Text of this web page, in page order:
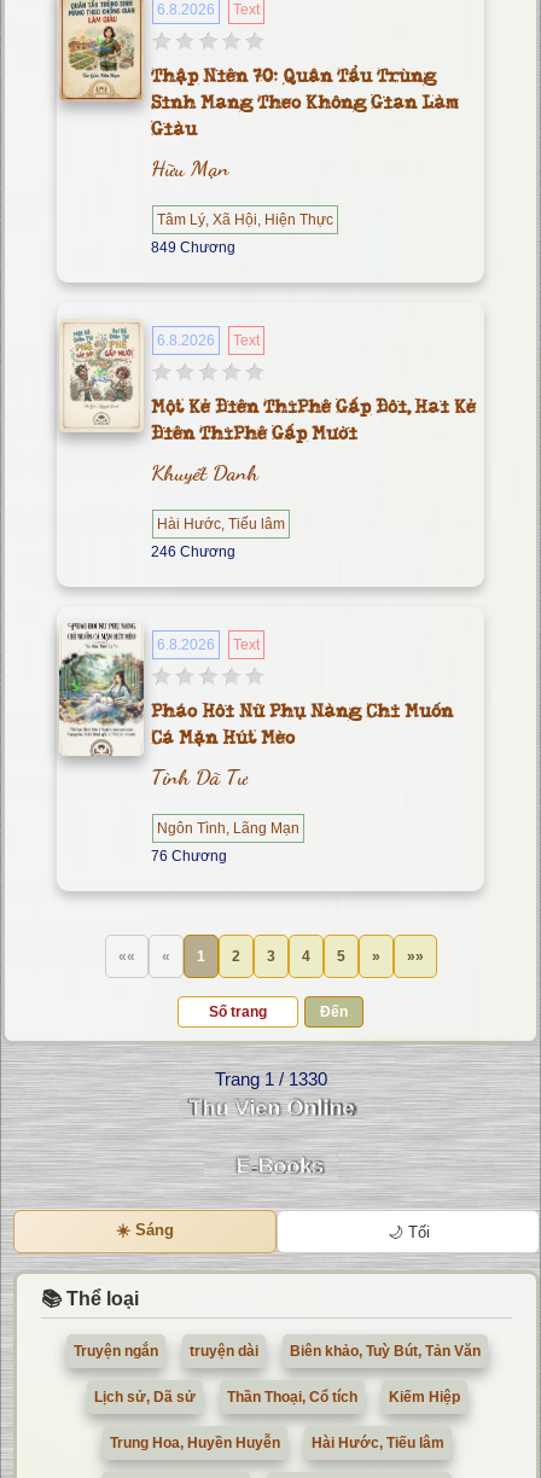
6.8.2026 Text
Thập Niên 70: Quân Tẩu Trùng
Sinh Mang Theo Không Gian Làm
Giàu
Hữu Mạn
Tâm Lý, Xã Hội, Hiện Thực
849 Chương
6.8.2026 Text
Một Kẻ Điên Thì Phê Gấp Đôi, Hai Kẻ
Điên Thì Phê Gấp Mười
Khuyết Danh
Hài Hước, Tiếu lâm
246 Chương
6.8.2026 Text
Pháo Hôi Nữ Phụ Nàng Chỉ Muốn
Cá Mặn Hút Mèo
Tỉnh Dã Tư
Ngôn Tình, Lãng Mạn
76 Chương
«« « 1 2 3 4 5 » »»
Đến
Trang 1 / 1330
☀️ Sáng 🌙 Tối
📚 Thể loại
Truyện ngắn truyện dài Biên khảo, Tuỳ Bút, Tản Văn
Lịch sử, Dã sử Thần Thoại, Cổ tích Kiếm Hiệp
Trung Hoa, Huyền Huyễn Hài Hước, Tiếu lâm